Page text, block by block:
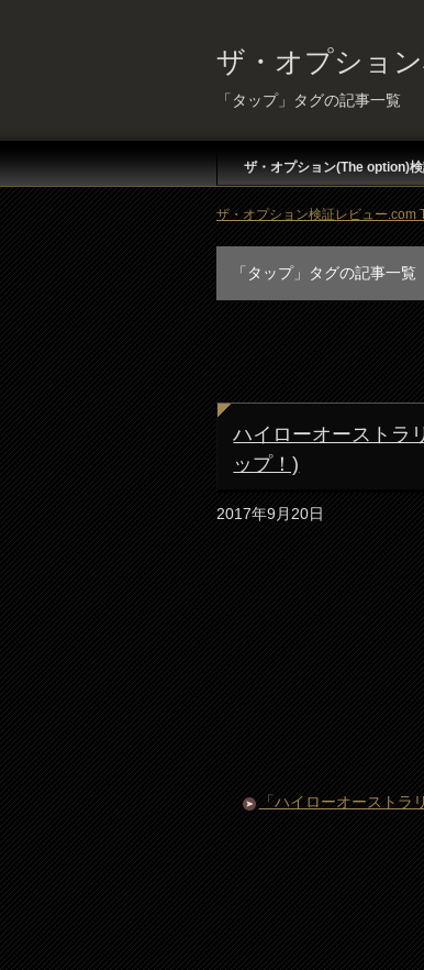
ザ・オプショ
「タップ」タグの記事一覧
ザ・オプション(The option)
ザ・オプション検証レビュー.com
「タップ」タグの記事一覧
ハイローオーストラ
ップ！)
2017年9月20日
「ハイローオーストラ